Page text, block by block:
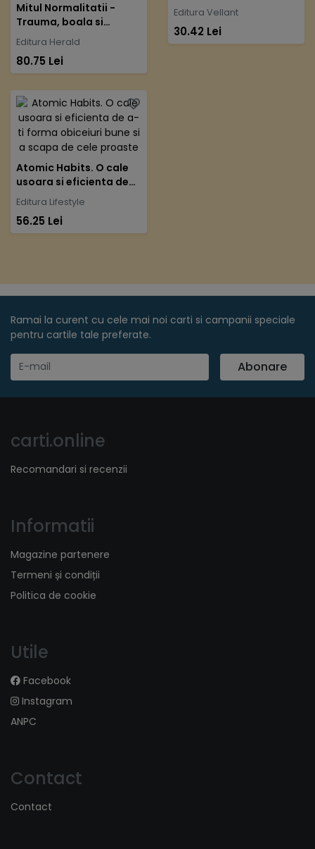
Mitul Normalitatii -
Trauma, boala si
vindecarea intr-o
Editura Herald
80.75 Lei
Editura Vellant
30.42 Lei
Atomic Habits. O cale
usoara si eficienta de
a-ti forma obiceiuri
bune si a scapa de cele
proaste
Editura Lifestyle
56.25 Lei
Ramai la curent cu cele mai noi carti si campanii speciale
pentru cartile tale preferate.
Abonare
carti.online
Recomandari si recenzii
Informatii
Magazine partenere
Termeni și condiții
Politica de cookie
Utile
Facebook
Instagram
ANPC
Contact
Contact